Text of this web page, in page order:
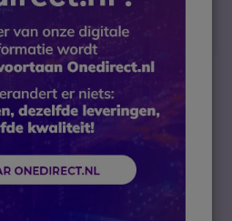
Vergunningsvrije portofoon
G7 PRO Camouflage
gallerij